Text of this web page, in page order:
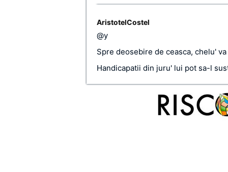
AristotelCostel
@y
Spre deosebire de ceasca, chelu'
Handicapatii din juru' lui pot sa-l